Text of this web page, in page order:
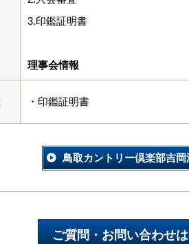
3.印鑑証明書
理事会情報
・印鑑証明書
鳥取カントリー倶楽部吉